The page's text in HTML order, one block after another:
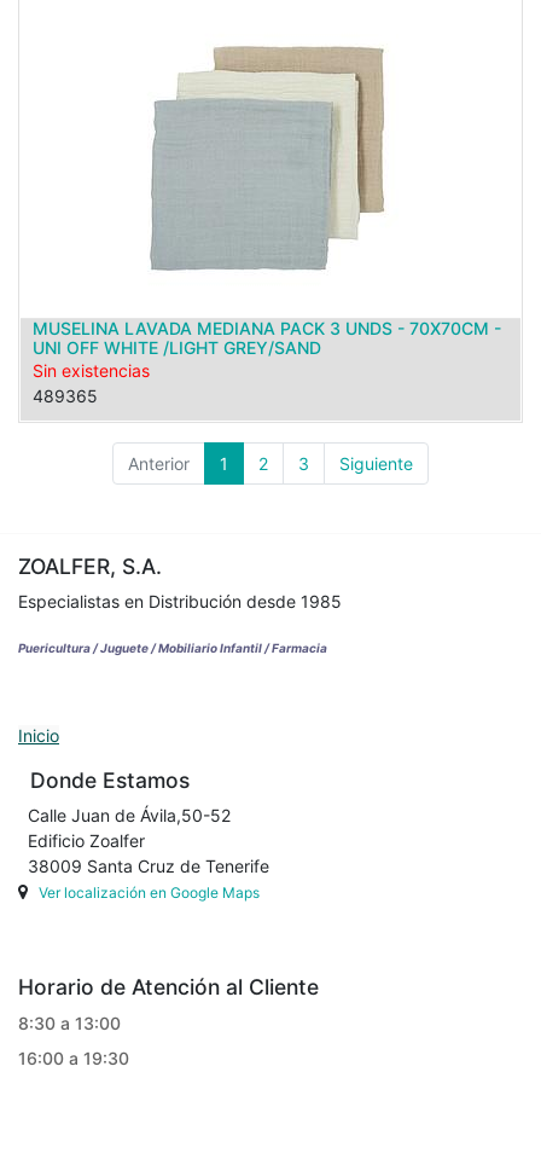
MUSELINA LAVADA MEDIANA PACK 3 UNDS - 70X70CM -
UNI OFF WHITE /LIGHT GREY/SAND
Sin existencias
489365
Anterior 1 2 3 Siguiente
ZOALFER, S.A.
Especialistas en Distribución desde 1985
Puericultura / Juguete / Mobiliario Infantil / Farmacia
Inicio
Donde Estamos
Calle Juan de Ávila,50-52
Edificio Zoalfer
38009 Santa Cruz de Tenerife
Ver localización en Google Maps
Horario de Atención al Cliente
8:30 a 13:00
16:00 a 19:30